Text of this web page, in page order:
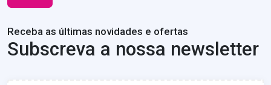
Receba as últimas novidades e ofertas
Subscreva a nossa newsletter